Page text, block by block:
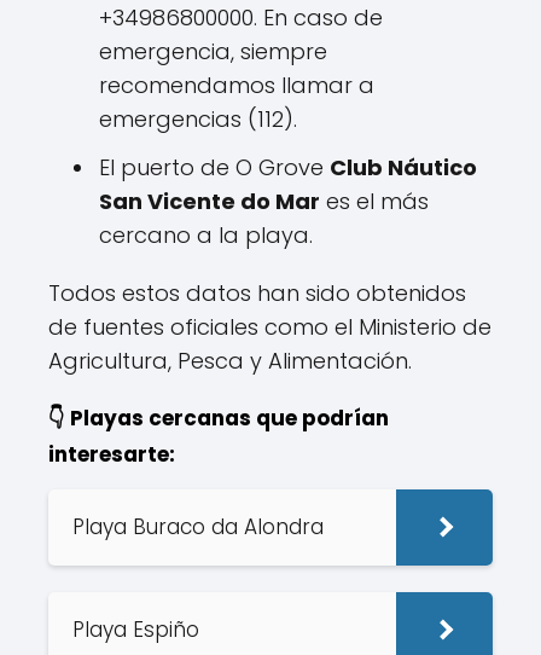
+34986800000. En caso de
emergencia, siempre
recomendamos llamar a
emergencias (112).
El puerto de O Grove Club Náutico
San Vicente do Mar es el más
cercano a la playa.
Todos estos datos han sido obtenidos
de fuentes oficiales como el Ministerio de
Agricultura, Pesca y Alimentación.
👇 Playas cercanas que podrían
interesarte:
Playa Buraco da Alondra
Playa Espiño